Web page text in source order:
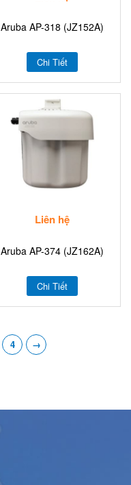
Aruba AP-318 (JZ152A)
Chi Tiết
Liên hệ
Aruba AP-374 (JZ162A)
Chi Tiết
4 →